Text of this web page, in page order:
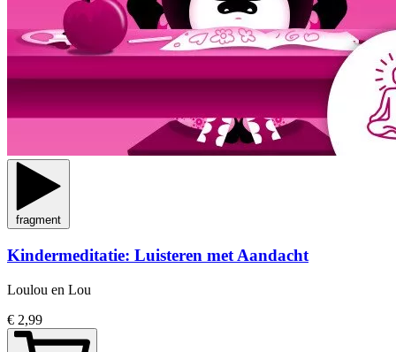
fragment
Kindermeditatie: Luisteren met Aandacht
Loulou en Lou
€ 2,99